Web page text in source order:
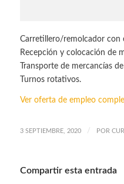
Carretillero/remolcador con
Recepción y colocación de
Transporte de mercancías
Turnos rotativos.
Ver oferta de empleo
3 SEPTIEMBRE, 2020 / POR
Compartir esta entrada